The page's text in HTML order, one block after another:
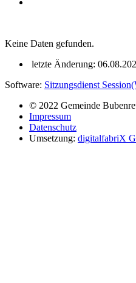
Keine Daten gefunden.
letzte Änderung:
Software: Sitzungsdienst Session
© 2022 Gemeinde
Impressum
Datenschutz
Umsetzung: digitalfabriX